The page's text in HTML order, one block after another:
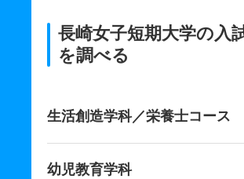
長崎女子短期大学の入
を調べる
生活創造学科／栄養士コース
幼児教育学科